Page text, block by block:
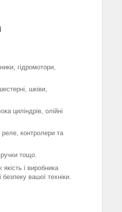
гідромотори,
шківи,
циліндрів, олійні
контролери та
тощо.
і виробника
вашої техніки.